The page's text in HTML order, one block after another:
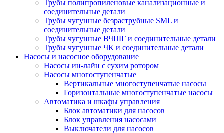
Трубы полипропиленовые канализационные и
соединительные детали
Трубы чугунные безраструбные SML и
соединительные детали
Трубы чугунные ВЧШГ и соединительные детали
Трубы чугунные ЧК и соединительные детали
Насосы и насосное оборудование
Насосы ин-лайн с сухим ротором
Насосы многоступенчатые
Вертикальные многоступенчатые насосы
Горизонтальные многоступенчатые насосы
Автоматика и шкафы управления
Блок автоматики для насосов
Блок управления насосами
Выключатели для насосов